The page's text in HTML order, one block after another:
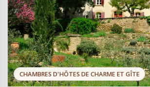
CHAMBRES D'HÔTES DE CHARME ET GÎTE